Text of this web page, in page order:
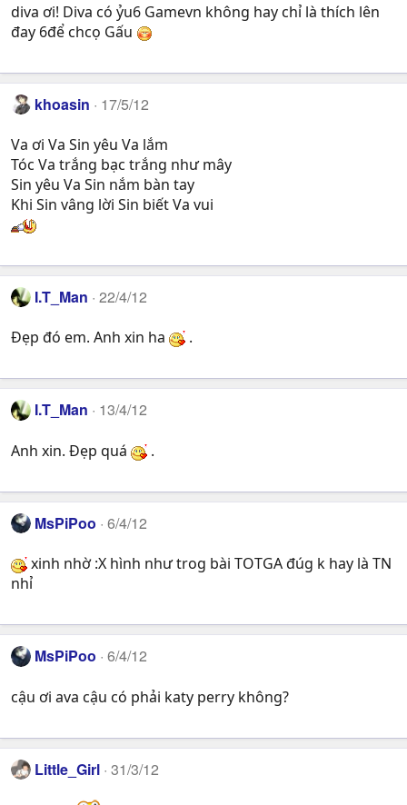
diva ơi! Diva có ỷu6 Gamevn không hay chỉ là thích lên
đay 6để chcọ Gấu
khoasin 17/5/12
Va ơi Va Sin yêu Va lắm
Tóc Va trắng bạc trắng như mây
Sin yêu Va Sin nắm bàn tay
Khi Sin vâng lời Sin biết Va vui
I.T_Man 22/4/12
Đẹp đó em. Anh xin ha .
I.T_Man 13/4/12
Anh xin. Đẹp quá .
MsPiPoo 6/4/12
xinh nhờ :X hình như trog bài TOTGA đúg k hay là TN
nhỉ
MsPiPoo 6/4/12
cậu ơi ava cậu có phải katy perry không?
Little_Girl 31/3/12